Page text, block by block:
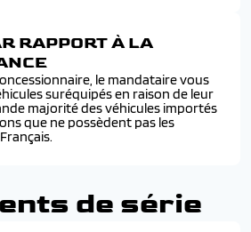
RAPPORT À LA
le mandataire vous
suréquipés en raison de leur
majorité des véhicules importés
que ne possèdent pas les
de série